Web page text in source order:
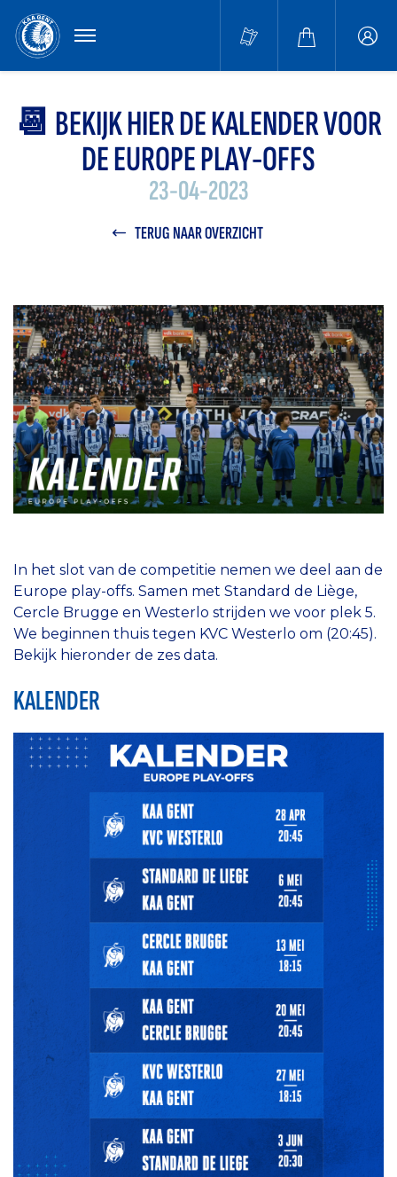
MENU
📆 BEKIJK HIER DE KALENDER VOOR
DE EUROPE PLAY-OFFS
23-04-2023
TERUG NAAR OVERZICHT
In het slot van de competitie nemen we deel aan de
Europe play-offs. Samen met Standard de Liège,
Cercle Brugge en Westerlo strijden we voor plek 5.
We beginnen thuis tegen KVC Westerlo om (20:45).
Bekijk hieronder de zes data.
KALENDER